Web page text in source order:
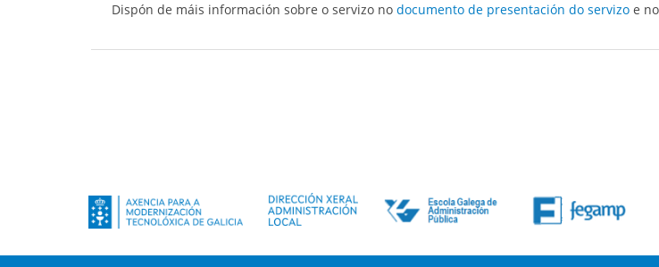
Dispón de máis información sobre o servizo nodocumento de presentación do servizo e no